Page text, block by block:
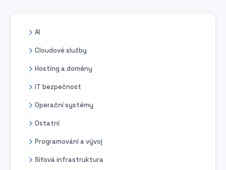
AI
Cloudové služby
Hosting a domény
IT bezpečnost
Operační systémy
Ostatní
Programování a vývoj
Síťová infrastruktura